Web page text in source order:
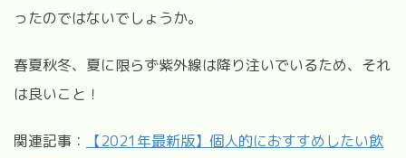
ったのではないでしょうか。
春夏秋冬、夏に限らず紫外線は降り注いでいるため、それ
は良いこと！
関連記事：
【2021年最新版】個人的におすすめしたい飲